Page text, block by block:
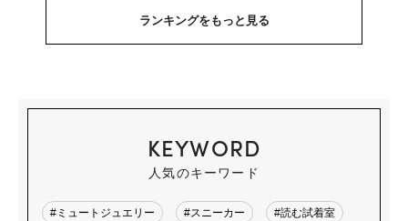
ランキングをもっと見る
KEYWORD
人気のキーワード
#ミュートジュエリー #スニーカー #読む試着室